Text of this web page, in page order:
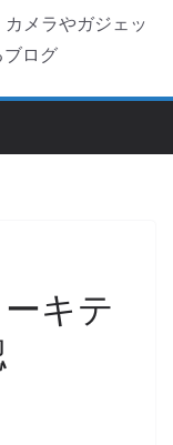
メラやガジェッ
ブログ
キテ